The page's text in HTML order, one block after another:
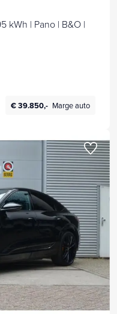
kWh | Pano | B&O |
€ 39.850,- Marge auto